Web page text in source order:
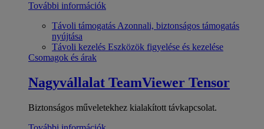
További információk
Távoli támogatás Azonnali, biztonságos támogatás
nyújtása
Távoli kezelés Eszközök figyelése és kezelése
Csomagok és árak
Nagyvállalat TeamViewer Tensor
Biztonságos műveletekhez kialakított távkapcsolat.